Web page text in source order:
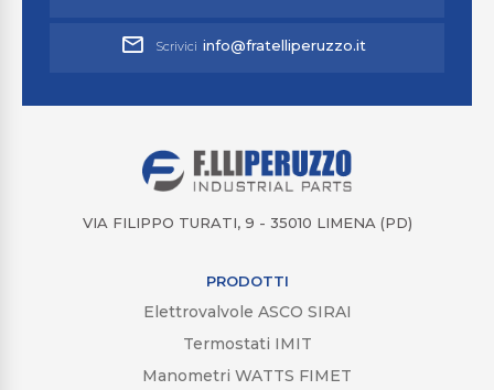
Scrivici info@fratelliperuzzo.it
VIA FILIPPO TURATI, 9 - 35010 LIMENA (PD)
PRODOTTI
Elettrovalvole ASCO SIRAI
Termostati IMIT
Manometri WATTS FIMET